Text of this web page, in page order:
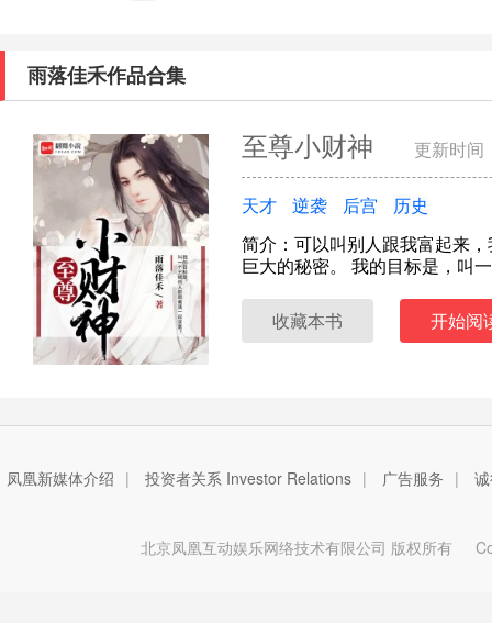
雨落佳禾作品合集
至尊小财神 更新时间
天才 逆袭 后宫
历史
简介：可以叫别人跟我富起来
巨大的秘密。 我的目标是，叫
收藏本书 开始阅
凤凰新媒体介绍 | 投资者关系 Investor Relations | 广告服务 |
北京凤凰互动娱乐网络技术有限公司 版权所有